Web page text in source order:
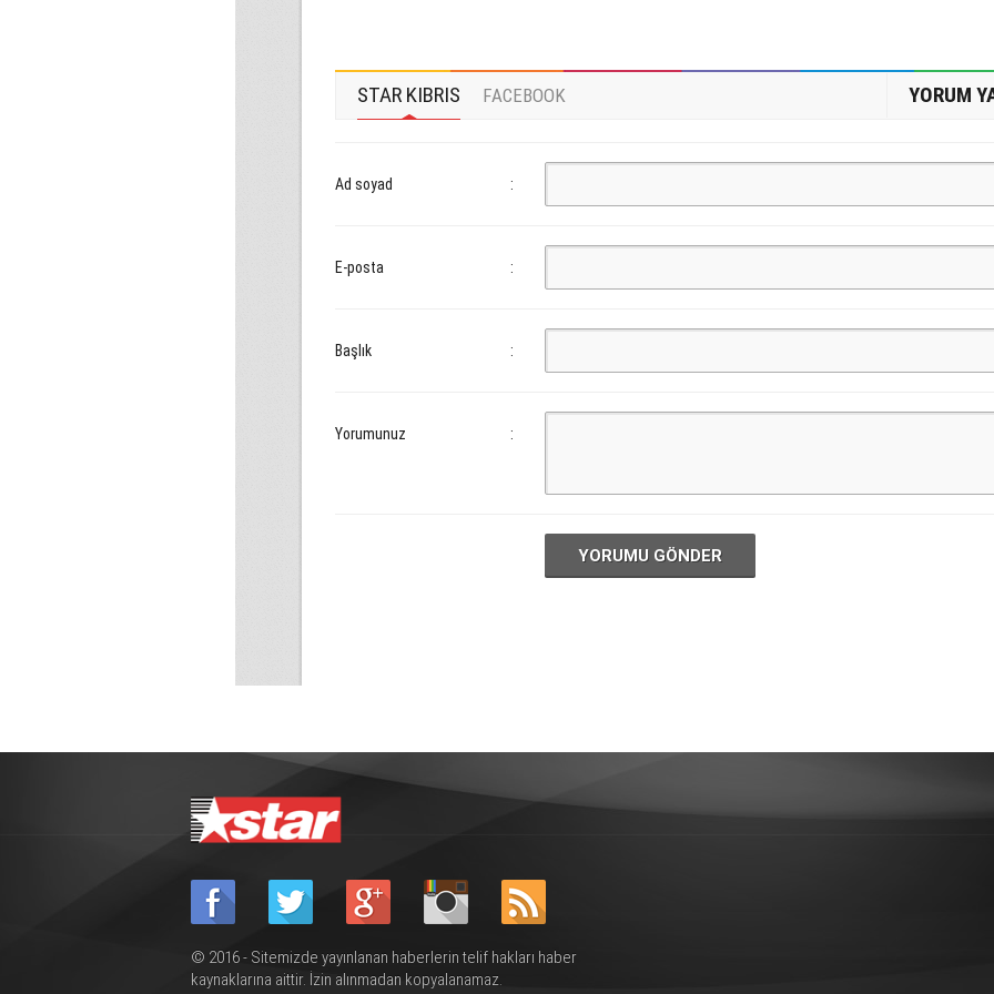
STAR KIBRIS FACEBOOK YORUM
Ad soyad :
E-posta :
Başlık :
Yorumunuz :
YORUMU GÖNDER
© 2016 - Sitemizde yayınlanan haberlerin telif hakları haber
kaynaklarına aittir. İzin alınmadan kopyalanamaz.